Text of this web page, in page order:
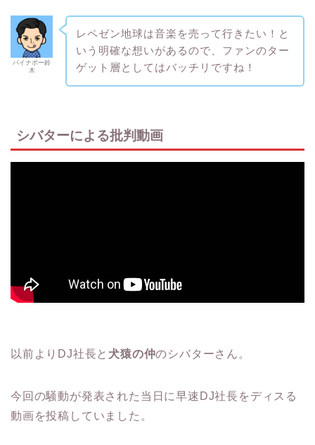
パイナポー鈴
木
レペゼン地球は音楽を売って行きたい！と
いう明確な想いがあるので、ファンのター
ゲット層としてはバッチリですね！
シバターによる批判動画
以前よりDJ社長と 犬猿の仲のシバターさん。
今回の騒動が発表された当日に早速DJ社長をディスる
動画を投稿していました。